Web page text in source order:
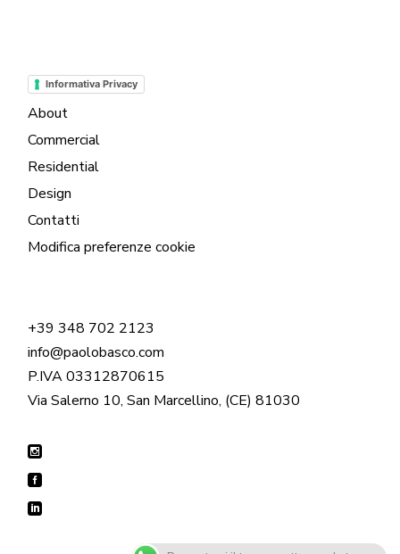
Informativa Privacy
About
Commercial
Residential
Design
Contatti
Modifica preferenze cookie
+39 348 702 2123
info@paolobasco.com
P.IVA 03312870615
Via Salerno 10, San Marcellino, (CE) 81030